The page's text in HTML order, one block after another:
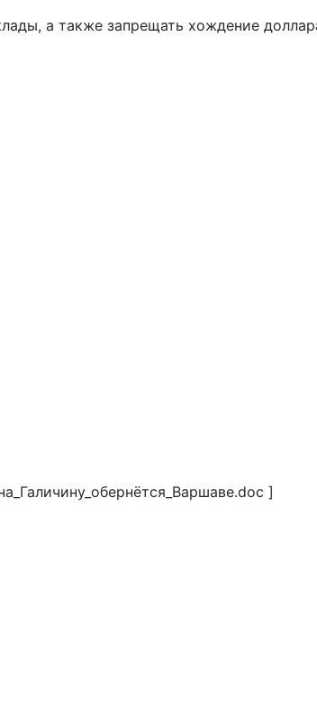
а также запрещать хождение
]